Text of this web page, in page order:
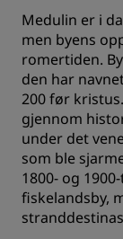
Medulin er i
men byens
romertiden.
den har
200 før
gjennom
under det
som ble
1800- og
fiskelandsby,